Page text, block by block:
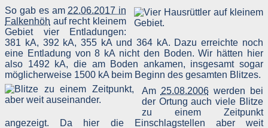
zu erkennen, um z. B. Missbrauchsfälle aufklären zu können und
zur Qualitätssicherung um festzustellen, welche Seiten von wo wie
oft aufgerufen werden. Müssen Daten aus Beweisgründen
aufgehoben werden, sind sie solange von der Löschung
ausgenommen bis der Vorfall endgültig geklärt ist.
Reichweitenmessung & Cookies
Eine Reichweitenmessung in diesem Sinne erfolgt durch den
Websitebetreiber nicht, es werden nur die Aufrufzahlen der Website
und der Webseiten auf der Basis der Logfiles ohne direkte
Verbindung zu Besuchern ausgewertet.
So gab es am 22.06.2017 in
Falkenhöh auf recht kleinem
Gebiet vier Entladungen:
381 kA, 392 kA, 355 kA und 364 kA. Dazu erreichte noch
eine Entladung von 8 kA nicht den Boden. Wir hätten hier
also 1492 kA, die am Boden ankamen, insgesamt sogar
möglicherweise 1500 kA beim Beginn des gesamten Blitzes.
Am 25.08.2006werden bei
der Ortung auch viele Blitze
zu einem Zeitpunkt
angezeigt. Da hier die Einschlagstellen aber weit